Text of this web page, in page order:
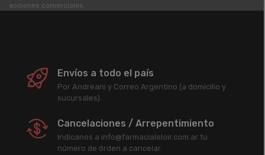
acciones comerciales.
Envíos a todo el país
Por Andreani y Correo Argentino (a domicilio y
sucursales).
Cancelaciones / Arrepentimiento
Indicanos a info@farmacialeloir.com.ar tu
número de órden a cancelar.